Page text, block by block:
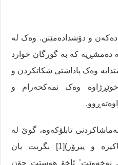
دەکەن و دۆشدادەمێنن. وەک لە
دەمشڕیە کە بە گورگان خوارد
وەک پاداشتی شکاتکردن و
خوێڕژاوە وەک نمەکحەرام و
تابلۆکەوە، گوێ لە
و پیرۆز)[1]
بگریت یان
نەخەوێت’ ئاخۆ هەستت چۆن